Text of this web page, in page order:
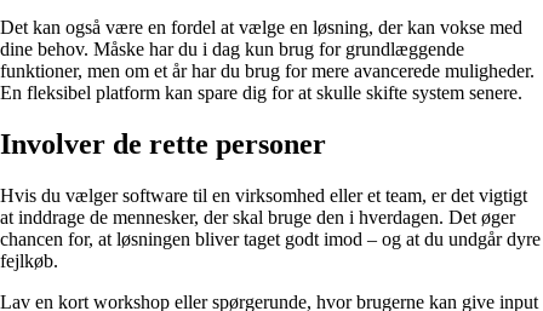
Det kan også være en fordel at vælge en løsning, der kan vokse med
dine behov. Måske har du i dag kun brug for grundlæggende
funktioner, men om et år har du brug for mere avancerede muligheder.
En fleksibel platform kan spare dig for at skulle skifte system senere.
Involver de rette personer
Hvis du vælger software til en virksomhed eller et team, er det vigtigt
at inddrage de mennesker, der skal bruge den i hverdagen. Det øger
chancen for, at løsningen bliver taget godt imod – og at du undgår dyre
fejlkøb.
Lav en kort workshop eller spørgerunde, hvor brugerne kan give input